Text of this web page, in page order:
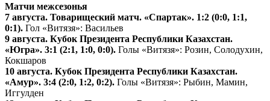
Матчи межсезонья
7 августа. Товарищеский матч. «Спартак». 1:2 (0:0, 1:1,
0:1). Гол «Витязя»: Васильев
9 августа. Кубок Президента Республики Казахстан.
«Югра». 3:1 (2:1, 1:0, 0:0). Голы «Витязя»: Розин, Солодухин,
Кокшаров
10 августа. Кубок Президента Республики Казахстан.
«Амур». 3:4 (2:0, 1:2, 0:2). Голы «Витязя»: Рыбин, Мамин,
Иггулден